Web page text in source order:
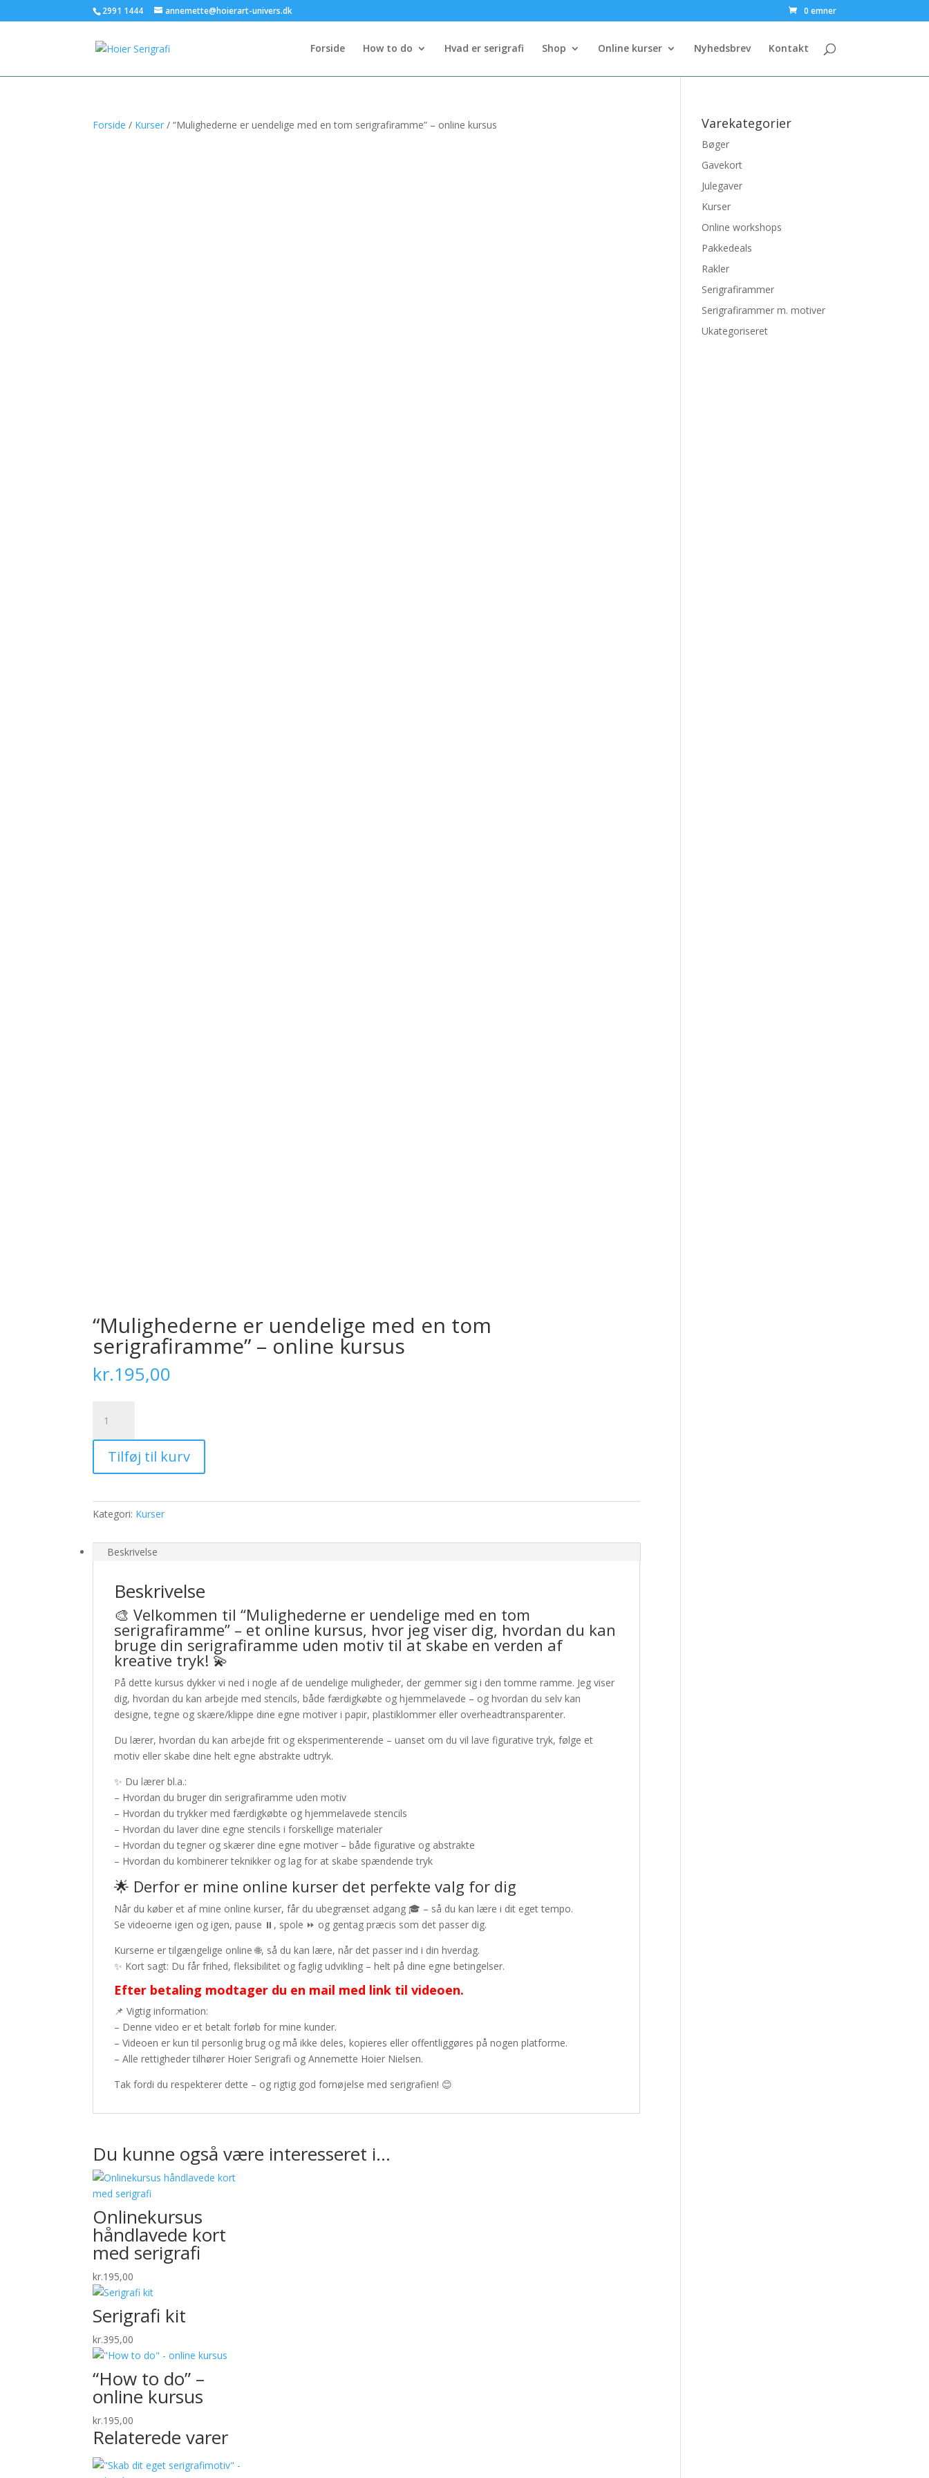
2991 1444 annemette@hoierart-univers.dk 0 emner
Forside How to do Hvad er serigrafi Shop Online kurser Nyhedsbrev Kontakt
Forside / Kurser / “Mulighederne er uendelige med en tom serigrafiramme” – online kursus
“Mulighederne er uendelige med en tom
serigrafiramme” – online kursus
kr.195,00
uendelige
med
en
serigrafiramme"
-
kursus
Tilføj til kurv
Kategori: Kurser
Beskrivelse
Beskrivelse
🎨 Velkommen til “Mulighederne er uendelige med en tom
serigrafiramme” – et online kursus, hvor jeg viser dig, hvordan du kan
bruge din serigrafiramme uden motiv til at skabe en verden af
kreative tryk! 💫
På dette kursus dykker vi ned i nogle af de uendelige muligheder, der gemmer sig i den tomme ramme. Jeg viser
dig, hvordan du kan arbejde med stencils, både færdigkøbte og hjemmelavede – og hvordan du selv kan
designe, tegne og skære/klippe dine egne motiver i papir, plastiklommer eller overheadtransparenter.
Du lærer, hvordan du kan arbejde frit og eksperimenterende – uanset om du vil lave figurative tryk, følge et
motiv eller skabe dine helt egne abstrakte udtryk.
✨ Du lærer bl.a.:
– Hvordan du bruger din serigrafiramme uden motiv
– Hvordan du trykker med færdigkøbte og hjemmelavede stencils
– Hvordan du laver dine egne stencils i forskellige materialer
– Hvordan du tegner og skærer dine egne motiver – både figurative og abstrakte
– Hvordan du kombinerer teknikker og lag for at skabe spændende tryk
🌟 Derfor er mine online kurser det perfekte valg for dig
Når du køber et af mine online kurser, får du ubegrænset adgang 🎓 – så du kan lære i dit eget tempo.
Se videoerne igen og igen, pause ⏸️, spole ⏩ og gentag præcis som det passer dig.
Kurserne er tilgængelige online 🌐, så du kan lære, når det passer ind i din hverdag.
✨ Kort sagt: Du får frihed, fleksibilitet og faglig udvikling – helt på dine egne betingelser.
Efter betaling modtager du en mail med link til videoen.
📌 Vigtig information:
– Denne video er et betalt forløb for mine kunder.
– Videoen er kun til personlig brug og må ikke deles, kopieres eller offentliggøres på nogen platforme.
– Alle rettigheder tilhører Hoier Serigrafi og Annemette Hoier Nielsen.
Tak fordi du respekterer dette – og rigtig god fornøjelse med serigrafien! 😊
Du kunne også være interesseret i…
Onlinekursus
håndlavede kort
med serigrafi
kr.195,00
Serigrafi kit
kr.395,00
“How to do” –
online kursus
kr.195,00
Relaterede varer
Varekategorier
Bøger
Gavekort
Julegaver
Kurser
Online workshops
Pakkedeals
Rakler
Serigrafirammer
Serigrafirammer m. motiver
Ukategoriseret